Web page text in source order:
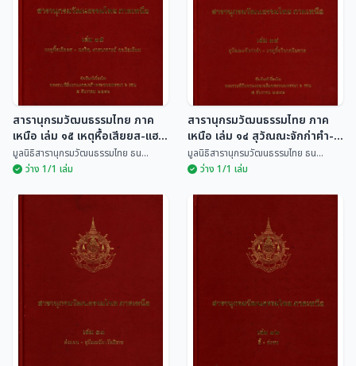
สารานุกรมวัฒนธรรมไทย
ภาคเหนือ เล่ม ๑๕ เหตุหื้อ
เสียยส-แฮริส, ศาสนาจารย์
มูลนิธิสารานุกรมวัฒนธรรมไทย
สารานุกรมวัฒนธรรมไทย ภาค
เหนือ เล่ม ๑๕ เหตุหื้อเสียยส-แฮ
ริส, ศาสนาจารย์ ดร.วิลเลียม
มูลนิธิสารานุกรมวัฒนธรรมไทย ธน...
ว่าง 1/1 เล่ม
สารานุกรมวัฒนธรรมไทย
ภาคเหนือ เล่ม ๑๔ สุวัณณะ
จักก่าฅำ-เหตุหื้อวินาส
มูลนิธิสารานุกรมวัฒนธรรมไทย
สารานุกรมวัฒนธรรมไทย ภาค
เหนือ เล่ม ๑๔ สุวัณณะจักก่าฅำ-
เหตุหื้อวินาสฉิบหาย
มูลนิธิสารานุกรมวัฒนธรรมไทย ธน...
ว่าง 1/1 เล่ม